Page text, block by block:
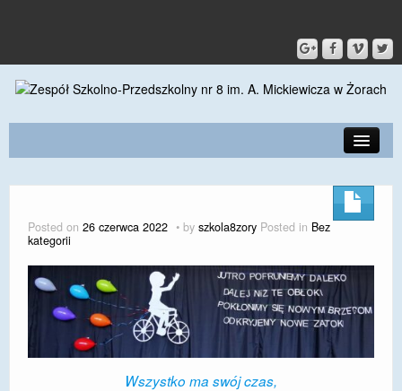
KONTAKT
DLA RODZICÓW I UCZNIÓW
DLA PRACOWNIKÓW
GALERIA
Posted on 26 czerwca 2022 by szkola8zory Posted in Bez
kategorii
Wszystko ma swój czas,